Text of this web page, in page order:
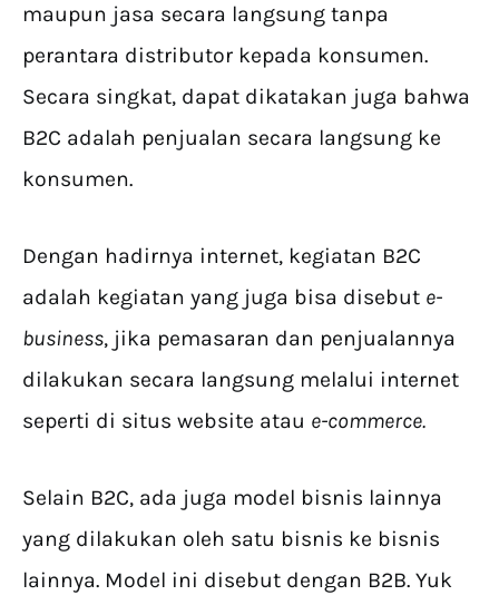
maupun jasa secara langsung tanpa
perantara distributor kepada konsumen.
Secara singkat, dapat dikatakan juga bahwa
B2C adalah penjualan secara langsung ke
konsumen.
Dengan hadirnya internet, kegiatan B2C
adalah kegiatan yang juga bisa disebut e-
business, jika pemasaran dan penjualannya
dilakukan secara langsung melalui internet
seperti di situs website atau e-commerce.
Selain B2C, ada juga model bisnis lainnya
yang dilakukan oleh satu bisnis ke bisnis
lainnya. Model ini disebut dengan B2B. Yuk